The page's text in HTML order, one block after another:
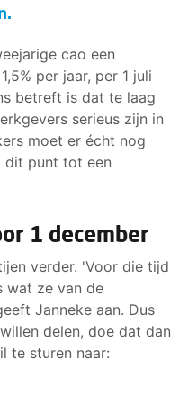
cao een
per jaar, per 1 juli
betreft is dat te laag
serieus zijn in
moet er écht nog
dit punt tot een
1 december
verder. 'Voor die tijd
wat ze van de
Janneke aan. Dus
delen, doe dat dan
te sturen naar: